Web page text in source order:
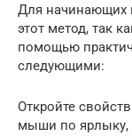
Для начинающих
этот метод, так
помощью
следующими:
Откройте
мыши по ярлыку,